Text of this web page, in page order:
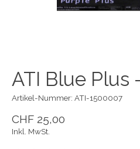
ATI Blue Plus
Artikel-Nummer: ATI-1500007
CHF 25,00
Inkl. MwSt.